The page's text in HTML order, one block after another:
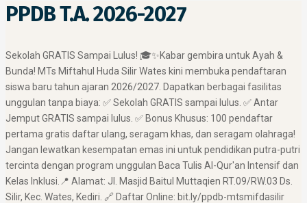
PPDB T.A. 2026-2027
​Sekolah GRATIS Sampai Lulus! 🎓✨ ​Kabar gembira untuk Ayah &
Bunda! MTs Miftahul Huda Silir Wates kini membuka pendaftaran
siswa baru tahun ajaran 2026/2027. Dapatkan berbagai fasilitas
unggulan tanpa biaya: ✅ Sekolah GRATIS sampai lulus. ✅ Antar
Jemput GRATIS sampai lulus. ✅ Bonus Khusus: 100 pendaftar
pertama gratis daftar ulang, seragam khas, dan seragam olahraga! ​
Jangan lewatkan kesempatan emas ini untuk pendidikan putra-putri
tercinta dengan program unggulan Baca Tulis Al-Qur'an Intensif dan
Kelas Inklusi. ​📍 Alamat: Jl. Masjid Baitul Muttaqien RT.09/RW.03 Ds.
Silir, Kec. Wates, Kediri. 🔗 Daftar Online: bit.ly/ppdb-mtsmifdasilir